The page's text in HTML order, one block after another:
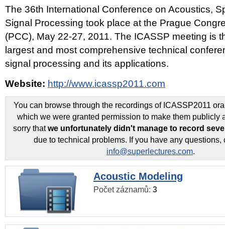
The 36th International Conference on Acoustics,
Signal Processing took place at the Prague
(PCC), May 22-27, 2011. The ICASSP meeting is
largest and most comprehensive technical
signal processing and its applications.
Website: http://www.icassp2011.com
You can browse through the recordings of ICASSP2011
which we were granted permission to make them publicly
sorry thatwe unfortunately didn't manage to record
due to technical problems. If you have any questions,
info@superlectures.com.
Acoustic Modeling
Počet záznamů: 3